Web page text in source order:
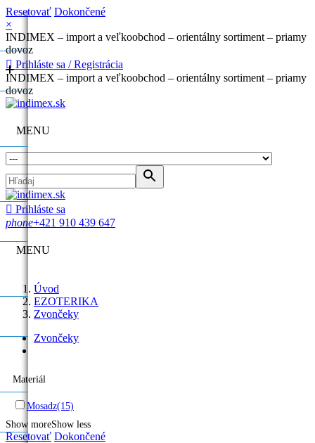
Resetovať Dokončené
×
INDIMEX – import a veľkoobchod – orientálny sortiment – priamy
dovoz
 Prihláste sa / Registrácia
INDIMEX – import a veľkoobchod – orientálny sortiment – priamy
dovoz
MENU
+
 Prihláste sa
phone+421 910 439 647
MENU
+
Úvod
EZOTERIKA
Zvončeky
Zvončeky
Materiál
Mosadz(15)
Show moreShow less
Resetovať Dokončené